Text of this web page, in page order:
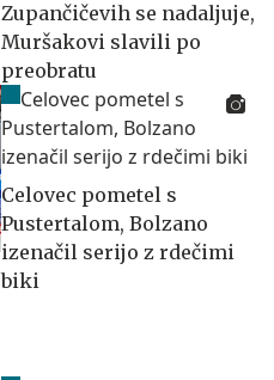
Zupančičevih se nadaljuje,
Muršakovi slavili po
preobratu
Celovec pometel s
Pustertalom, Bolzano
izenačil serijo z rdečimi
biki